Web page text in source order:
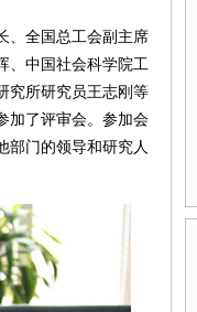
全国总工会副主席
、中国社会科学院工
究所研究员王志刚等
加了评审会。参加会
部门的领导和研究人